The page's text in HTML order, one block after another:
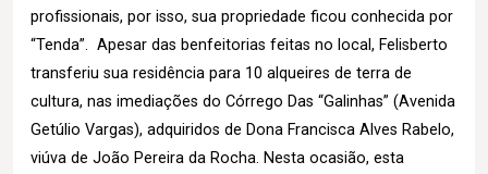
profissionais, por isso, sua propriedade ficou conhecida por
“Tenda”. Apesar das benfeitorias feitas no local, Felisberto
transferiu sua residência para 10 alqueires de terra de
cultura, nas imediações do Córrego Das “Galinhas” (Avenida
Getúlio Vargas), adquiridos de Dona Francisca Alves Rabelo,
viúva de João Pereira da Rocha. Nesta ocasião, esta